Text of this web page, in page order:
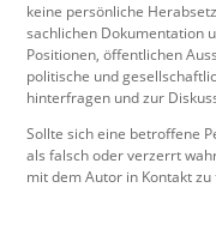
keine persönliche
sachlichen Dokumentation
Positionen, öffentlichen
politische und
hinterfragen und zur
Sollte sich eine betroffene
als falsch oder verzerrt
mit dem Autor in Kontakt